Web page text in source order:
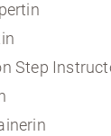
Step